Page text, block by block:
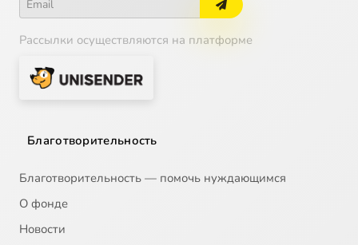
Рассылки осуществляются на платформе
Благотворительность
Благотворительность — помочь нуждающимся
О фонде
Новости